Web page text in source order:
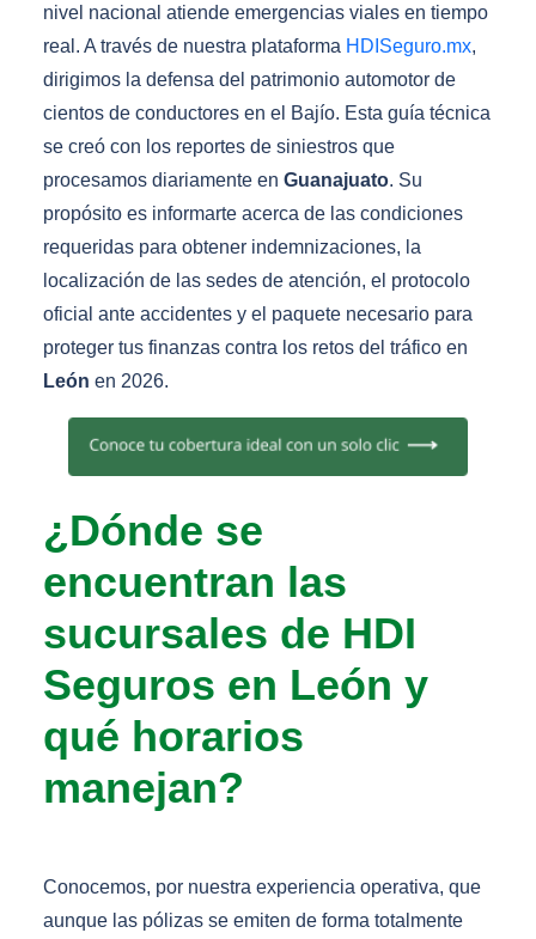
nivel nacional atiende emergencias viales en tiempo
real. A través de nuestra plataforma HDISeguro.mx,
dirigimos la defensa del patrimonio automotor de
cientos de conductores en el Bajío. Esta guía técnica
se creó con los reportes de siniestros que
procesamos diariamente en Guanajuato. Su
propósito es informarte acerca de las condiciones
requeridas para obtener indemnizaciones, la
localización de las sedes de atención, el protocolo
oficial ante accidentes y el paquete necesario para
proteger tus finanzas contra los retos del tráfico en
León en 2026.
¿Dónde se
encuentran las
sucursales de HDI
Seguros en León y
qué horarios
manejan?
Conocemos, por nuestra experiencia operativa, que
aunque las pólizas se emiten de forma totalmente